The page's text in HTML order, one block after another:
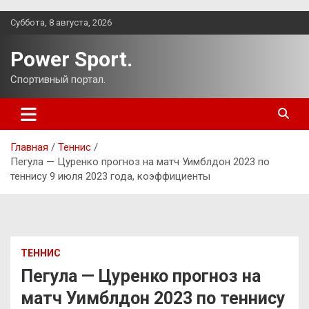
Перейти
Суббота, 8 августа, 2026
Power Sport.
Спортивный портал.
Главная
Теннис
Пегула — Цуренко прогноз на матч Уимблдон 2023 по
теннису 9 июля 2023 года, коэффициенты
ТЕННИС
Пегула — Цуренко прогноз на
матч Уимблдон 2023 по теннису